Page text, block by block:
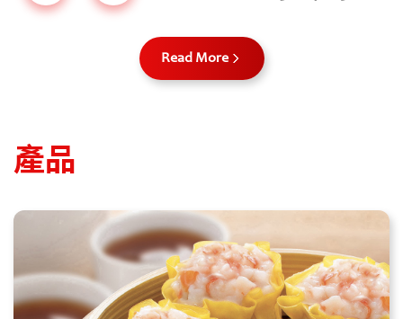
Read More
產品